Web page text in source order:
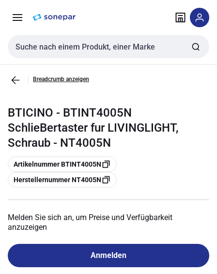
NavigationInhalt
Sucheingabe
Breadcrumb anzeigen
BTICINO - BTINT4005N
SchlieBertaster fur LIVINGLIGHT,
Schraub - NT4005N
Kopieren
Artikelnummer BTINT4005N
Kopieren
Herstellernummer NT4005N
Melden Sie sich an, um Preise und Verfügbarkeit
anzuzeigen
Anmelden